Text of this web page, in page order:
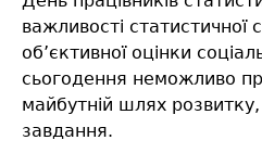
важливості
об’єктивної оцінки
сьогодення неможливо
майбутній шлях розвитку,
завдання.